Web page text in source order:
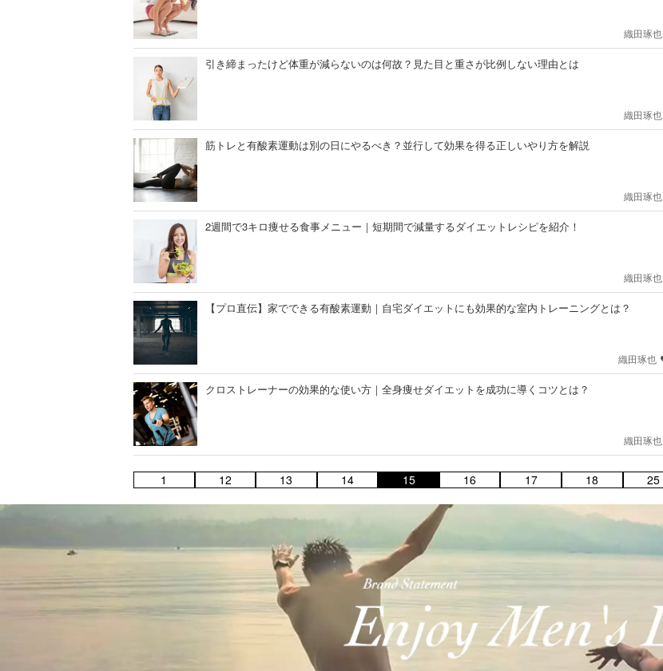
織田琢也
引き締まったけど体重が減らないのは何故？見た目と重さが比例しない理由とは
織田琢也
筋トレと有酸素運動は別の日にやるべき？並行して効果を得る正しいやり方を解説
織田琢也
2週間で3キロ痩せる食事メニュー｜短期間で減量するダイエットレシピを紹介！
織田琢也
【プロ直伝】家でできる有酸素運動｜自宅ダイエットにも効果的な室内トレーニングとは？
織田琢也
クロストレーナーの効果的な使い方｜全身痩せダイエットを成功に導くコツとは？
織田琢也
1 12 13 14 15 16 17 18 25